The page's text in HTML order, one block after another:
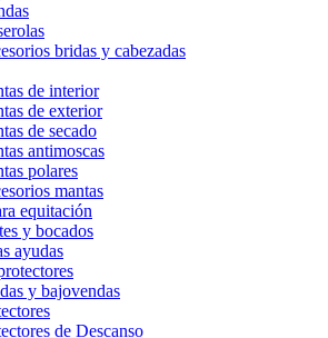
bridas y cabezadas
de interior
de exterior
de secado
antimoscas
polares
mantas
equitación
y bocados
ayudas
y bajovendas
de Descanso